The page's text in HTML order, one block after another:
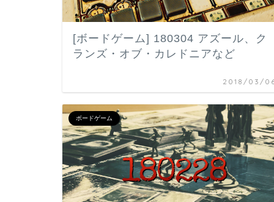
[ボードゲーム] 180304 アズール、ク
ランズ・オブ・カレドニアなど
2018/03/
ボードゲーム